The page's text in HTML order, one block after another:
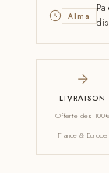
Alma
LIVRAISON
Offerte dès 100€
France & Europe